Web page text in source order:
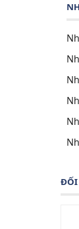
ĐỐI